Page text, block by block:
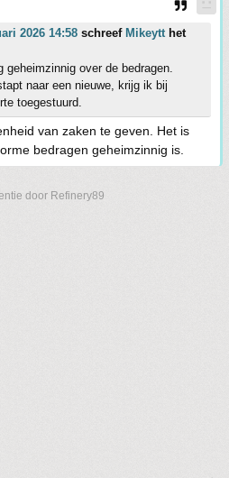
2026 14:58 schreef Mikeytthet
geheimzinnig over de bedragen.
naar een nieuwe, krijg ik bij
toegestuurd.
van zaken te geven. Het is
bedragen geheimzinnig is.
door Refinery89